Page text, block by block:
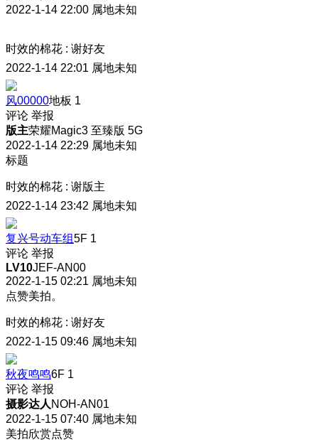
2022-1-14 22:00 属地未知
时效的棉花 : 谢好友
2022-1-14 22:01 属地未知
风00000地板 1
评论 举报
版主荣耀Magic3 至臻版 5G
2022-1-14 22:29 属地未知
标题
时效的棉花 : 谢版主
2022-1-14 23:42 属地未知
复兴号动车组5F 1
评论 举报
LV10JEF-AN00
2022-1-15 02:21 属地未知
点赞美拍。
时效的棉花 : 谢好友
2022-1-15 09:46 属地未知
秋夜鸣鸣6F 1
评论 举报
摄影达人 NOH-AN01
2022-1-15 07:40 属地未知
美拍欣赏点赞